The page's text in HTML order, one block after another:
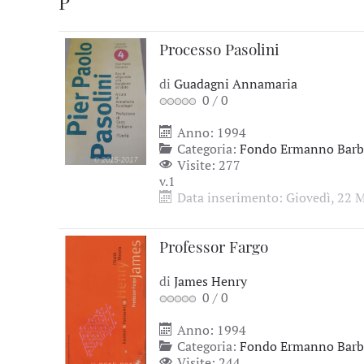
Processo Pasolini
di Guadagni Annamaria
0 /0
Anno: 1994
Categoria: Fondo Ermanno
Visite: 277
v.1
Data inserimento: Giovedì, 22
Professor Fargo
di James Henry
0 /0
Anno: 1994
Categoria: Fondo Ermanno